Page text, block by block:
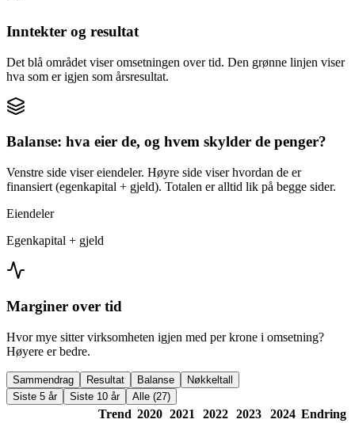
Inntekter og resultat
Det blå området viser omsetningen over tid. Den grønne linjen viser
hva som er igjen som årsresultat.
Balanse: hva eier de, og hvem skylder de penger?
Venstre side viser eiendeler. Høyre side viser hvordan de er
finansiert (egenkapital + gjeld). Totalen er alltid lik på begge sider.
Eiendeler
Egenkapital + gjeld
Marginer over tid
Hvor mye sitter virksomheten igjen med per krone i omsetning?
Høyere er bedre.
Sammendrag Resultat Balanse
Nøkkeltall
Siste 5 år
Siste 10 år Alle (27)
Trend 2020 2021 2022 2023 2024 Endring